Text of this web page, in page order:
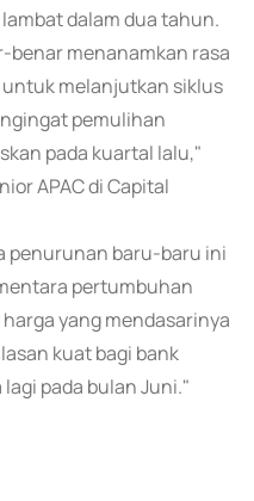
dalam dua tahun.
benar menanamkan rasa
melanjutkan siklus
pemulihan
pada kuartal lalu,"
APAC di Capital
penurunan baru-baru ini
pertumbuhan
yang mendasarinya
kuat bagi bank
pada bulan Juni."